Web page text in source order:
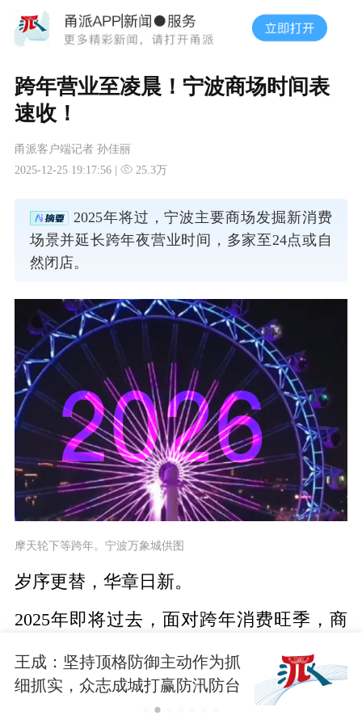
跨年营业至凌晨！宁波商场时间表
速收！
甬派客户端记者 孙佳丽
2025-12-25 19:17:56 |
25.3万
2025年将过，宁波主要商场发掘新消费
场景并延长跨年夜营业时间，多家至24点或自
然闭店。
摩天轮下等跨年。宁波万象城供图
岁序更替，华章日新。
2025年即将过去，面对跨年消费旺季，商
新模式新场景，还纷纷延长跨年夜营业时
间，满足市民和游客跨年需求。
王成：坚持顶格防御主动作为抓
细抓实，众志成城打赢防汛防台